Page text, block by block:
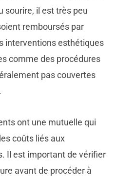
sourire, il est très peu
remboursés par
interventions esthétiques
comme des procédures
pas couvertes
ont une mutuelle qui
coûts liés aux
Il est important de vérifier
avant de procéder à